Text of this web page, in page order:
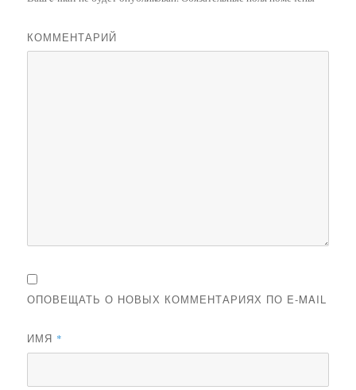
КОММЕНТАРИЙ
ОПОВЕЩАТЬ О НОВЫХ КОММЕНТАРИЯХ ПО E-MAIL
ИМЯ *